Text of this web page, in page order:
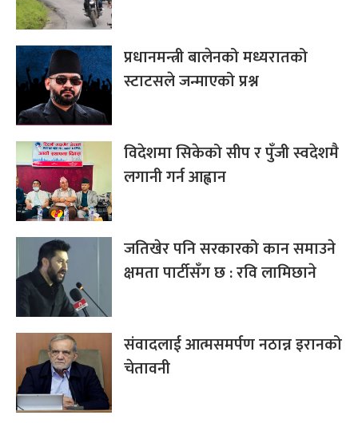
प्रधानमन्त्री बालेनको मध्यरातको
स्टाटसले जन्माएको प्रश्न
विदेशमा सिकेको सीप र पुँजी स्वदेशमै
लगानी गर्न आह्वान
जतिखेर पनि सरकारको कान समाउने
क्षमता पार्टीसँग छ : रवि लामिछाने
संवादलाई आत्मसमर्पण नठान्न इरानको
चेतावनी